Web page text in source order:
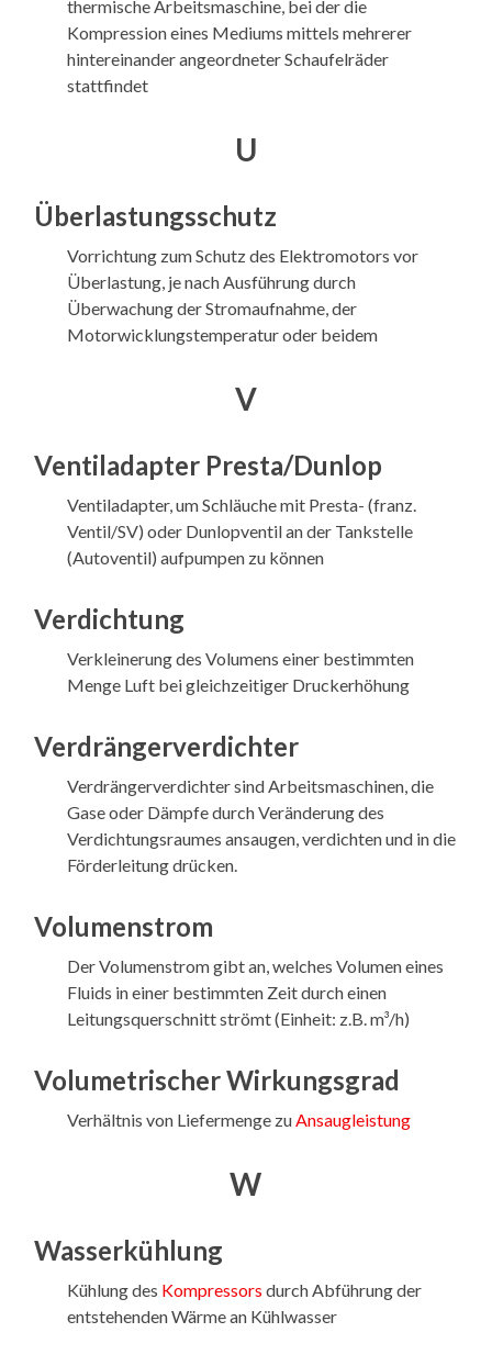
thermische Arbeitsmaschine, bei der die
Kompression eines Mediums mittels mehrerer
hintereinander angeordneter Schaufelräder
stattfindet
U
Überlastungsschutz
Vorrichtung zum Schutz des Elektromotors vor
Überlastung, je nach Ausführung durch
Überwachung der Stromaufnahme, der
Motorwicklungstemperatur oder beidem
V
Ventiladapter Presta/Dunlop
Ventiladapter, um Schläuche mit Presta- (franz.
Ventil/SV) oder Dunlopventil an der Tankstelle
(Autoventil) aufpumpen zu können
Verdichtung
Verkleinerung des Volumens einer bestimmten
Menge Luft bei gleichzeitiger Druckerhöhung
Verdrängerverdichter
Verdrängerverdichter sind Arbeitsmaschinen, die
Gase oder Dämpfe durch Veränderung des
Verdichtungsraumes ansaugen, verdichten und in die
Förderleitung drücken.
Volumenstrom
Der Volumenstrom gibt an, welches Volumen eines
Fluids in einer bestimmten Zeit durch einen
Leitungsquerschnitt strömt (Einheit: z.B. m³/h)
Volumetrischer Wirkungsgrad
Verhältnis von Liefermenge zu Ansaugleistung
W
Wasserkühlung
Kühlung des Kompressors durch Abführung der
entstehenden Wärme an Kühlwasser